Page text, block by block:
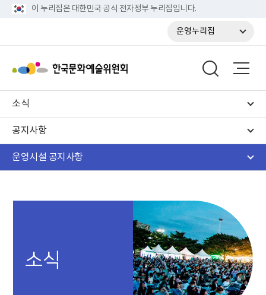
이 누리집은 대한민국 공식 전자정부 누리집입니다.
운영누리집
소식
공지사항
운영시설 공지사항
소식